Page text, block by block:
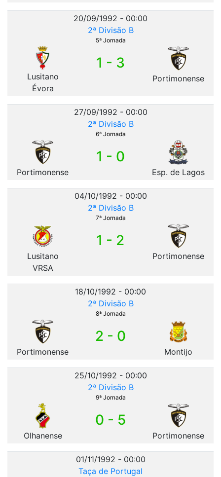
20/09/1992 - 00:00
2ª Divisão B
5ª Jornada
Lusitano
Évora
1 - 3
Portimonense
27/09/1992 - 00:00
2ª Divisão B
6ª Jornada
Portimonense
1 - 0
Esp. de Lagos
04/10/1992 - 00:00
2ª Divisão B
7ª Jornada
Lusitano
VRSA
1 - 2
Portimonense
18/10/1992 - 00:00
2ª Divisão B
8ª Jornada
Portimonense
2 - 0
Montijo
25/10/1992 - 00:00
2ª Divisão B
9ª Jornada
Olhanense
0 - 5
Portimonense
01/11/1992 - 00:00
Taça de Portugal